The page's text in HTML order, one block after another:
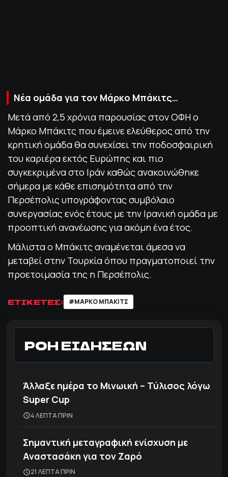
Νέα ομάδα για τον Μάρκο Μπάκιτς…
Μετά από 2,5 χρόνια παρουσίας στον ΟΦΗ ο
Μάρκο Μπάκιτς που έμεινε ελεύθερος από την
κρητική ομάδα θα συνεχίσει την ποδοσφαιρική
του καριέρα εκτός Ευρώπης και πιο
συγκεκριμένα στο Ιράν καθώς ανακοινώθηκε
σήμερα με κάθε επισημότητα από την
Περσέπολις υπογράφοντας συμβόλαιο
συνεργασίας ενός έτους με την Ιρανική ομάδα με
προοπτική ανανέωσης για ακόμη ένα έτος.
Μάλιστα ο Μπάκιτς αναμένεται άμεσα να
μεταβεί στην Τουρκία όπου πραγματοποιεί την
προετοιμασία της η Περσέπολις.
ΕΤΙΚΕΤΕΣ: #ΜΑΡΚΟ ΜΠΑΚΙΤΣ
ΡΟΗ ΕΙΔΗΣΕΩΝ
Άλλαξε ημέρα το Μινωική – Τύλισος λόγω
Super Cup
4 ΛΕΠΤΑ ΠΡΙΝ
Σημαντική μεταγραφική ενίσχυση με
Αναστασάκη για τον Ζαρό
21 ΛΕΠΤΑ ΠΡΙΝ